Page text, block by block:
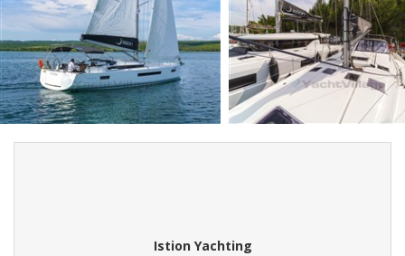
Istion Yachting